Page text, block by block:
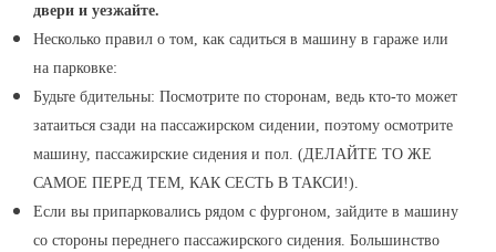
двери и уезжайте.
Несколько правил о том, как садиться в машину в гараже или
на парковке:
Будьте бдительны: Посмотрите по сторонам, ведь кто-то может
затаиться сзади на пассажирском сидении, поэтому осмотрите
машину, пассажирские сидения и пол. (ДЕЛАЙТЕ ТО ЖЕ
САМОЕ ПЕРЕД ТЕМ, КАК СЕСТЬ В ТАКСИ!).
Если вы припарковались рядом с фургоном, зайдите в машину
со стороны переднего пассажирского сидения. Большинство